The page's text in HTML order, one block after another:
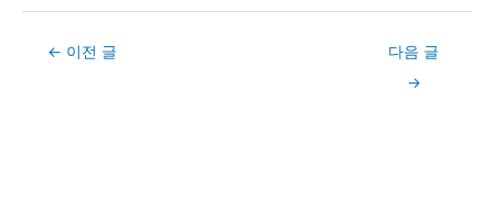
Post← 이전 글
다음 글
→